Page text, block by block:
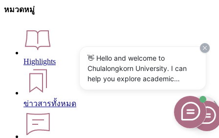
หมวดหมู่
Highlights
ข่าวสารทั้งหมด
👋 Hello and welcome to
Chulalongkorn University. I can
help you explore academic